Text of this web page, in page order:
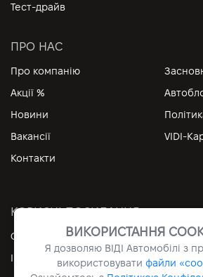
Тест-драйв
ПРО НАС
Про компанію
Акції %
Новини
Вакансії
VIDI-
Контакти
КОРИСНІ ПОСИЛАННЯ
Особистий кабінет
Інформація
ВИКОРИСТАННЯ
Я дозволяю ВІДІ Автомобілі з
використовувати файли